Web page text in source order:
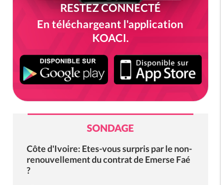
RESTEZ CONNECTÉ
En téléchargeant l'application
KOACI.
SONDAGE
Côte d'Ivoire: Etes-vous surpris par le non-
renouvellement du contrat de Emerse Faé
?